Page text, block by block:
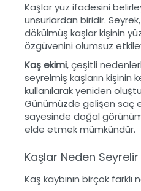
Kaşlar yüz ifadesini
unsurlardan biridir.
dökülmüş kaşlar kişinin
özgüvenini olumsuz
Kaş ekimi, çeşitli
seyrelmiş kaşların kişinin
kullanılarak yeniden
Günümüzde gelişen saç
sayesinde doğal
elde etmek mümkündür.
Kaşlar Neden
Kaş kaybının birçok farklı